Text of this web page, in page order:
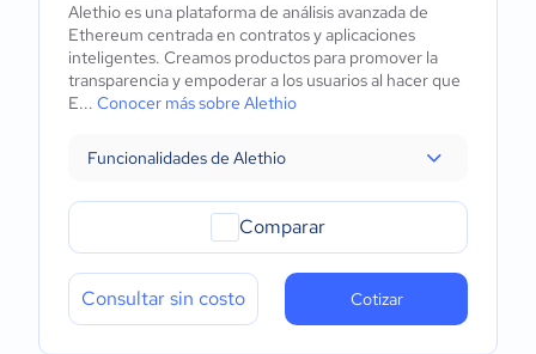
Alethio es una plataforma de análisis avanzada de
Ethereum centrada en contratos y aplicaciones
inteligentes. Creamos productos para promover la
transparencia y empoderar a los usuarios al hacer que
E... Conocer más sobre Alethio
Funcionalidades de Alethio
Comparar
Consultar sin costo Cotizar